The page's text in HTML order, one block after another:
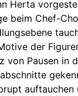
Herta
beim Chef-
der
von Pausen in
auftauchen